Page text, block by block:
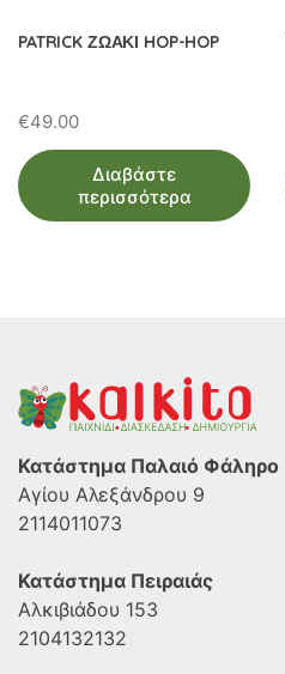
PATRICK ΖΩΑΚΙ HOP-HOP
€49.00
Διαβάστε
περισσότερα
Κατάστημα Παλαιό Φάληρο
Αγίου Αλεξάνδρου 9
2114011073
Κατάστημα Πειραιάς
Αλκιβιάδου 153
2104132132